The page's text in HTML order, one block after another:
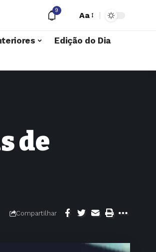
9
Aa
Edição do Dia
de
Compartilhar